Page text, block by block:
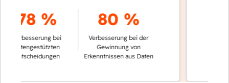
78 %
bei
80 %
Verbesserung bei der
Gewinnung von
Erkenntnissen aus Daten